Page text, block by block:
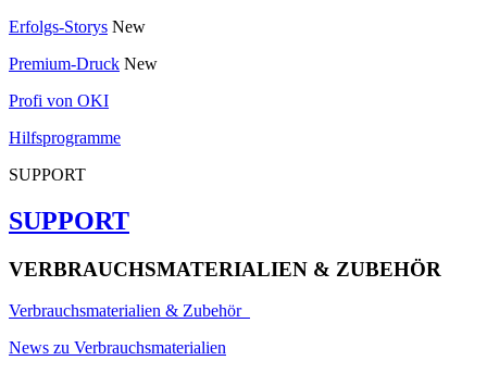
Erfolgs-Storys New
Premium-Druck New
Profi von OKI
Hilfsprogramme
SUPPORT
SUPPORT
VERBRAUCHSMATERIALIEN & ZUBEHÖR
Verbrauchsmaterialien & Zubehör
News zu Verbrauchsmaterialien